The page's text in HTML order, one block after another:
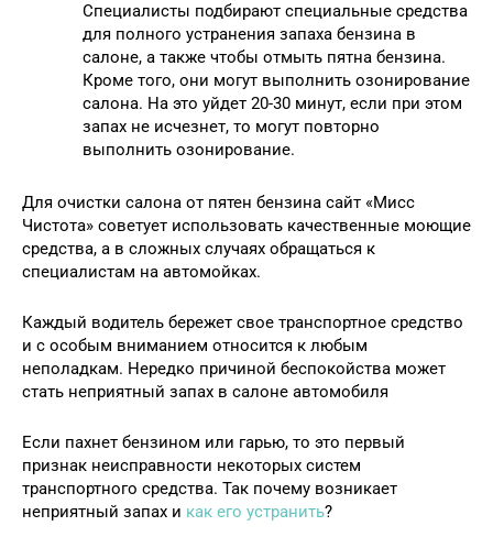
Специалисты подбирают специальные средства
для полного устранения запаха бензина в
салоне, а также чтобы отмыть пятна бензина.
Кроме того, они могут выполнить озонирование
салона. На это уйдет 20-30 минут, если при этом
запах не исчезнет, то могут повторно
выполнить озонирование.
Для очистки салона от пятен бензина сайт «Мисс
Чистота» советует использовать качественные моющие
средства, а в сложных случаях обращаться к
специалистам на автомойках.
Каждый водитель бережет свое транспортное средство
и с особым вниманием относится к любым
неполадкам. Нередко причиной беспокойства может
стать неприятный запах в салоне автомобиля
Если пахнет бензином или гарью, то это первый
признак неисправности некоторых систем
транспортного средства. Так почему возникает
неприятный запах и как его устранить?